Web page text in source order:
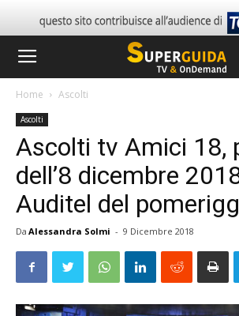
Home Ascolti
Ascolti
Ascolti tv Amici 18,
dell’8 dicembre
Auditel del
Da Alessandra Solmi - 9 Dicembre 2018